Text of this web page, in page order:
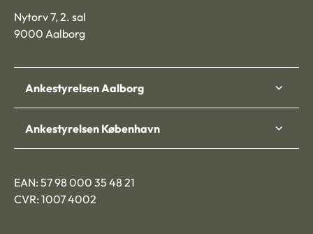
Nytorv 7, 2. sal
9000 Aalborg
Ankestyrelsen Aalborg
Ankestyrelsen København
EAN: 57 98 000 35 48 21
CVR: 1007 4002